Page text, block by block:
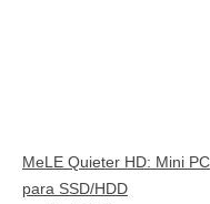
MeLE Quieter HD: Mini
para SSD/HDD